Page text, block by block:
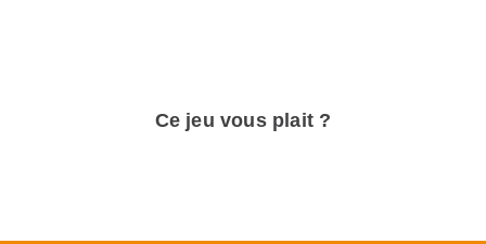
Ce jeu vous plait ?